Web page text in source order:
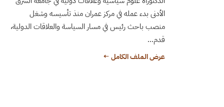
الأدنى بدء عمله في مركز عمران منذ تأسيسه وشغل
منصب باحث رئيس في مسار السياسة والعلاقات الدولية،
قدم…
عرض الملف الكامل ←